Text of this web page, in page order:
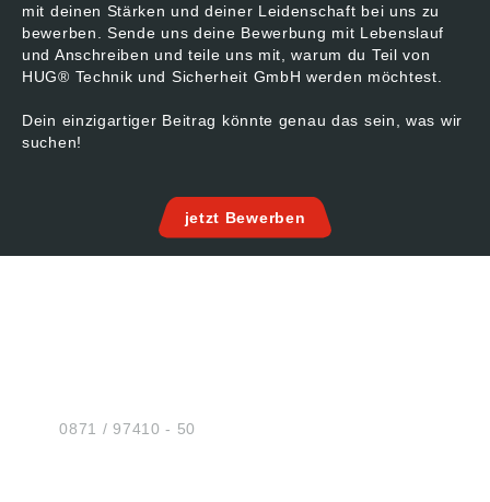
mit deinen Stärken und deiner Leidenschaft bei uns zu
bewerben. Sende uns deine Bewerbung mit Lebenslauf
und Anschreiben und teile uns mit, warum du Teil von
HUG® Technik und Sicherheit GmbH werden möchtest.
Dein einzigartiger Beitrag könnte genau das sein, was wir
suchen!
jetzt Bewerben
Tel.:0871 / 97410 - 50